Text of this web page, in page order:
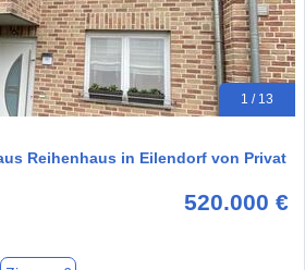
1 / 13
Reihenhaus in Eilendorf von Privat
520.000 €